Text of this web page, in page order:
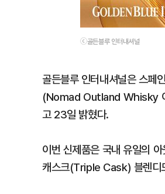
ⓒ골든블루 인터내셔널
골든블루 인터내셔널은 스페
(Nomad Outland Whisky 이
고 23일 밝혔다.
이번 신제품은 국내 유일의
캐스크(Triple Cask) 블렌디